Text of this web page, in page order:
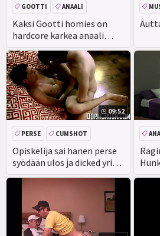
Kaksi Gootti homies on
hardcore karkea anaali
jälkeen making ulos
GOOTTI
ANAALI
KASVOJEN
SUIHINOTTO
09:52
Opiskelija sai hänen perse
syödään ulos ja dicked yritys
asuntolassa
PERSE
CUMSHOT
AMATÖÖRI
TODELLISUUS